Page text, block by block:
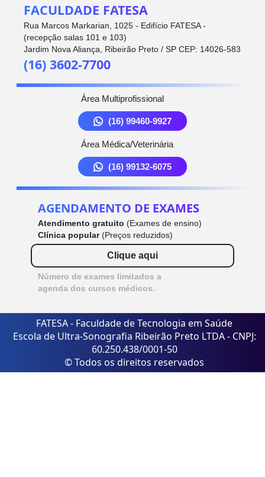
FACULDADE FATESA
Rua Marcos Markarian, 1025 - Edifício FATESA -
(recepção salas 101 e 103)
Jardim Nova Aliança, Ribeirão Preto / SP CEP: 14026-583
(16) 3602-7700
Área Multiprofissional
(16) 99460-9927
Área Médica/Veterinária
(16) 99132-6075
AGENDAMENTO DE EXAMES
Atendimento gratuito (Exames de ensino)
Clínica popular(Preços reduzidos)
Clique aqui
Número de exames limitados a
agenda dos cursos médicos.
FATESA - Faculdade de Tecnologia em Saúde
Escola de Ultra-Sonografia Ribeirão Preto LTDA - CNPJ:
60.250.438/0001-50
© Todos os direitos reservados